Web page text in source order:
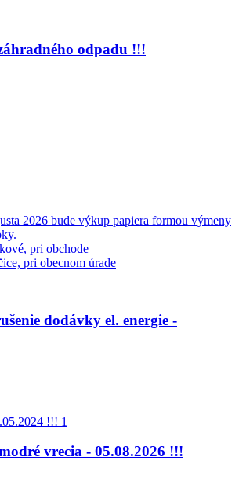
odpadu !!!
2026 bude výkup papiera formou výmeny
pri obchode
pri obecnom úrade
dodávky el. energie -
vrecia - 05.08.2026 !!!